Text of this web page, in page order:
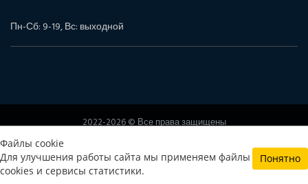
Файлы cookie
Для улучшения работы сайта мы применяем файлы
cookies и сервисы статистики.
Понятно
Пн-Сб: 9-19, Вс: выходной
2022-2026 © Все права защищены
Политика конфиденциальности
Согласие на обработку
персональных данных